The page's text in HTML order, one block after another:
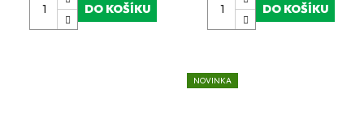
DO KOŠÍKU DO KOŠÍKU
NOVINKA